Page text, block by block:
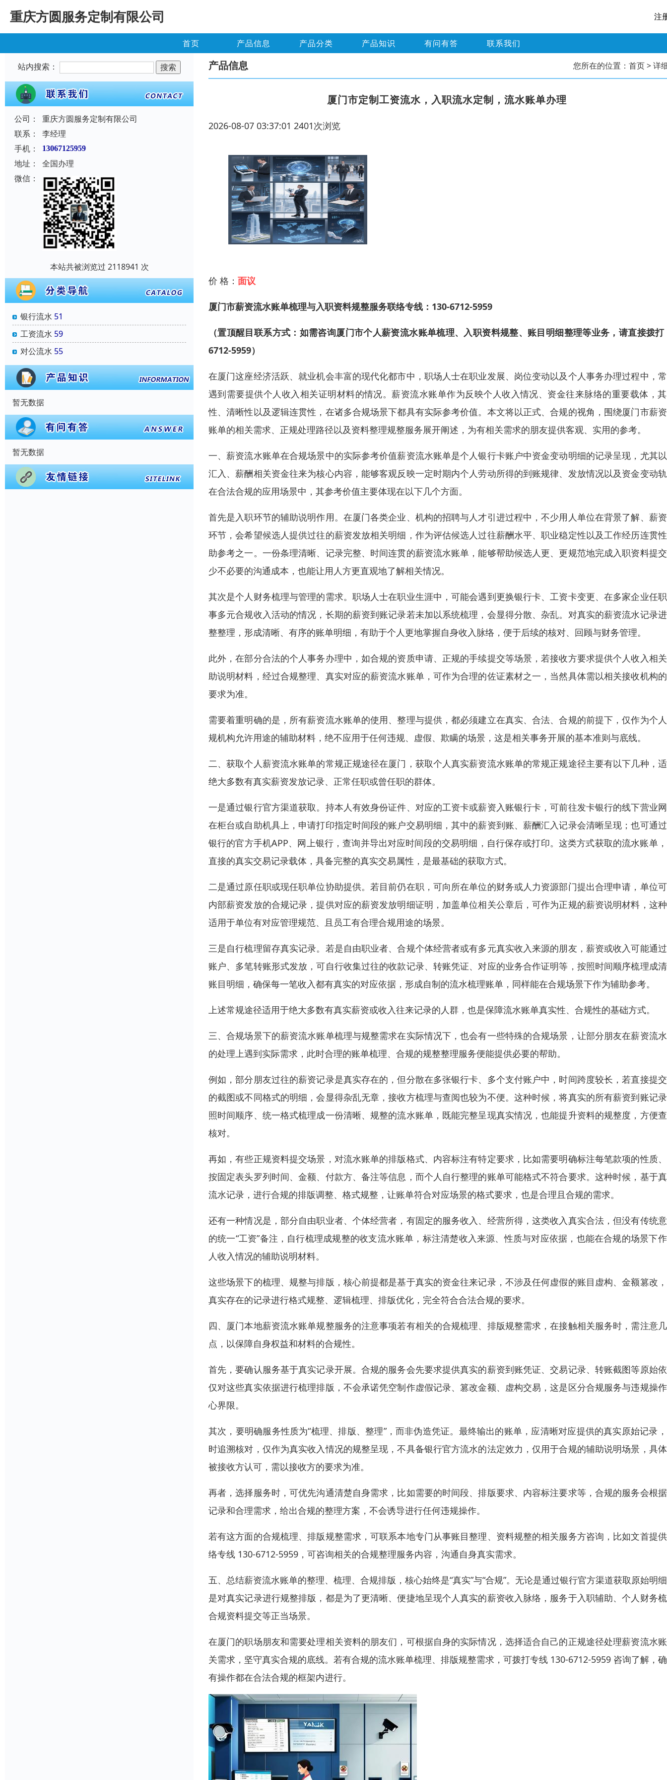
重庆方圆服务定制有限公司 注
首页 产品信息 产品分类 产品知识 有问有答 联系我们
站内搜索：
公司：
重庆方圆服务定制有限公司
联系：
李经理
手机：
13067125959
地址：
全国办理
微信：
本站共被浏览过 2118941 次
银行流水 51
工资流水 59
对公流水 55
暂无数据
暂无数据
产品信息 您所在的位置： 首页> 详
厦门市定制工资流水，入职流水定制，流水账单办理
2026-08-07 03:37:01 2401次浏览
价 格： 面议
厦门市薪资流水账单梳理与入职资料规整服务联络专线：130-6712-5959
（置顶醒目联系方式：如需咨询厦门市个人薪资流水账单梳理、入职资料规整、账目明细整理等业务，请直接拨打
6712-5959）
在厦门这座经济活跃、就业机会丰富的现代化都市中，职场人士在职业发展、岗位变动以及个人事务办理过程中，
遇到需要提供个人收入相关证明材料的情况。薪资流水账单作为反映个人收入情况、资金往来脉络的重要载体，
性、清晰性以及逻辑连贯性，在诸多合规场景下都具有实际参考价值。本文将以正式、合规的视角，围绕厦门市薪
账单的相关需求、正规处理路径以及资料整理规整服务展开阐述，为有相关需求的朋友提供客观、实用的参考。
一、薪资流水账单在合规场景中的实际参考价值薪资流水账单是个人银行卡账户中资金变动明细的记录呈现，尤其
汇入、薪酬相关资金往来为核心内容，能够客观反映一定时期内个人劳动所得的到账规律、发放情况以及资金变动
在合法合规的应用场景中，其参考价值主要体现在以下几个方面。
首先是入职环节的辅助说明作用。在厦门各类企业、机构的招聘与人才引进过程中，不少用人单位在背景了解、薪
环节，会希望候选人提供过往的薪资发放相关明细，作为评估候选人过往薪酬水平、职业稳定性以及工作经历连贯
助参考之一。一份条理清晰、记录完整、时间连贯的薪资流水账单，能够帮助候选人更、更规范地完成入职资料提
少不必要的沟通成本，也能让用人方更直观地了解相关情况。
其次是个人财务梳理与管理的需求。职场人士在职业生涯中，可能会遇到更换银行卡、工资卡变更、在多家企业任
事多元合规收入活动的情况，长期的薪资到账记录若未加以系统梳理，会显得分散、杂乱。对真实的薪资流水记录
整整理，形成清晰、有序的账单明细，有助于个人更地掌握自身收入脉络，便于后续的核对、回顾与财务管理。
此外，在部分合法的个人事务办理中，如合规的资质申请、正规的手续提交等场景，若接收方要求提供个人收入相
助说明材料，经过合规整理、真实对应的薪资流水账单，可作为合理的佐证素材之一，当然具体需以相关接收机构
要求为准。
需要着重明确的是，所有薪资流水账单的使用、整理与提供，都必须建立在真实、合法、合规的前提下，仅作为个
规机构允许用途的辅助材料，绝不应用于任何违规、虚假、欺瞒的场景，这是相关事务开展的基本准则与底线。
二、获取个人薪资流水账单的常规正规途径在厦门，获取个人真实薪资流水账单的常规正规途径主要有以下几种，
绝大多数有真实薪资发放记录、正常任职或曾任职的群体。
一是通过银行官方渠道获取。持本人有效身份证件、对应的工资卡或薪资入账银行卡，可前往发卡银行的线下营业
在柜台或自助机具上，申请打印指定时间段的账户交易明细，其中的薪资到账、薪酬汇入记录会清晰呈现；也可通
银行的官方手机APP、网上银行，查询并导出对应时间段的交易明细，自行保存或打印。这类方式获取的流水账单
直接的真实交易记录载体，具备完整的真实交易属性，是最基础的获取方式。
二是通过原任职或现任职单位协助提供。若目前仍在职，可向所在单位的财务或人力资源部门提出合理申请，单位
内部薪资发放的合规记录，提供对应的薪资发放明细证明，加盖单位相关公章后，可作为正规的薪资说明材料，这
适用于单位有对应管理规范、且员工有合理合规用途的场景。
三是自行梳理留存真实记录。若是自由职业者、合规个体经营者或有多元真实收入来源的朋友，薪资或收入可能通
账户、多笔转账形式发放，可自行收集过往的收款记录、转账凭证、对应的业务合作证明等，按照时间顺序梳理成
账目明细，确保每一笔收入都有真实的对应依据，形成自制的流水梳理账单，同样能在合规场景下作为辅助参考。
上述常规途径适用于绝大多数有真实薪资或收入往来记录的人群，也是保障流水账单真实性、合规性的基础方式。
三、合规场景下的薪资流水账单梳理与规整需求在实际情况下，也会有一些特殊的合规场景，让部分朋友在薪资流
的处理上遇到实际需求，此时合理的账单梳理、合规的规整整理服务便能提供必要的帮助。
例如，部分朋友过往的薪资记录是真实存在的，但分散在多张银行卡、多个支付账户中，时间跨度较长，若直接提
的截图或不同格式的明细，会显得杂乱无章，接收方梳理与查阅也较为不便。这种时候，将真实的所有薪资到账记
照时间顺序、统一格式梳理成一份清晰、规整的流水账单，既能完整呈现真实情况，也能提升资料的规整度，方便
核对。
再如，有些正规资料提交场景，对流水账单的排版格式、内容标注有特定要求，比如需要明确标注每笔款项的性质
按固定表头罗列时间、金额、付款方、备注等信息，而个人自行整理的账单可能格式不符合要求。这种时候，基于
流水记录，进行合规的排版调整、格式规整，让账单符合对应场景的格式要求，也是合理且合规的需求。
还有一种情况是，部分自由职业者、个体经营者，有固定的服务收入、经营所得，这类收入真实合法，但没有传统
的统一“工资”备注，自行梳理成规整的收支流水账单，标注清楚收入来源、性质与对应依据，也能在合规的场景下
人收入情况的辅助说明材料。
这些场景下的梳理、规整与排版，核心前提都是基于真实的资金往来记录，不涉及任何虚假的账目虚构、金额篡改
真实存在的记录进行格式规整、逻辑梳理、排版优化，完全符合合法合规的要求。
四、厦门本地薪资流水账单规整服务的注意事项若有相关的合规梳理、排版规整需求，在接触相关服务时，需注意
点，以保障自身权益和材料的合规性。
首先，要确认服务基于真实记录开展。合规的服务会先要求提供真实的薪资到账凭证、交易记录、转账截图等原始
仅对这些真实依据进行梳理排版，不会承诺凭空制作虚假记录、篡改金额、虚构交易，这是区分合规服务与违规操
心界限。
其次，要明确服务性质为“梳理、排版、整理”，而非伪造凭证。最终输出的账单，应清晰对应提供的真实原始记录
时追溯核对，仅作为真实收入情况的规整呈现，不具备银行官方流水的法定效力，仅用于合规的辅助说明场景，具
被接收方认可，需以接收方的要求为准。
再者，选择服务时，可优先沟通清楚自身需求，比如需要的时间段、排版要求、内容标注要求等，合规的服务会根
记录和合理需求，给出合规的整理方案，不会诱导进行任何违规操作。
若有这方面的合规梳理、排版规整需求，可联系本地专门从事账目整理、资料规整的相关服务方咨询，比如文首提
络专线 130-6712-5959，可咨询相关的合规整理服务内容，沟通自身真实需求。
五、总结薪资流水账单的整理、梳理、合规排版，核心始终是“真实”与“合规”。无论是通过银行官方渠道获取原始明
是对真实记录进行规整排版，都是为了更清晰、便捷地呈现个人真实的薪资收入脉络，服务于入职辅助、个人财务
合规资料提交等正当场景。
在厦门的职场朋友和需要处理相关资料的朋友们，可根据自身的实际情况，选择适合自己的正规途径处理薪资流水
关需求，坚守真实合规的底线。若有合规的流水账单梳理、排版规整需求，可拨打专线 130-6712-5959 咨询了解，
有操作都在合法合规的框架内进行。